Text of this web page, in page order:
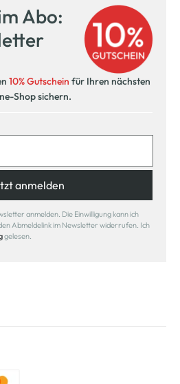
Abo:
10% Gutschein für Ihren nächsten
Shop sichern.
anmelden
anmelden. Die Einwilligung kann ich
Abmeldelink im Newsletter widerrufen. Ich
gelesen.